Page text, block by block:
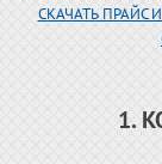
СКАЧАТЬ ПРАЙС
1.